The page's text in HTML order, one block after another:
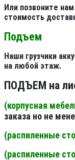
Или позвоните
стоимость
Подъем
Наши грузчики
на любой этаж.
ПОДЪЕМ на
(корпусная
заказа но не
(распиленные
(распиленные